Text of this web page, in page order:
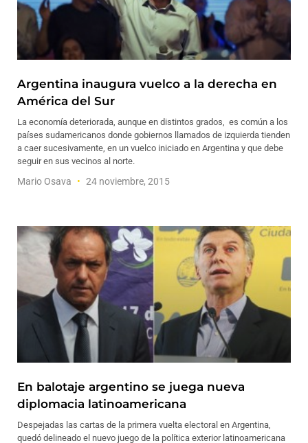
Argentina inaugura vuelco a la derecha en
América del Sur
La economía deteriorada, aunque en distintos grados, es común a los
países sudamericanos donde gobiernos llamados de izquierda tienden
a caer sucesivamente, en un vuelco iniciado en Argentina y que debe
seguir en sus vecinos al norte.
Mario Osava 24 noviembre, 2015
En balotaje argentino se juega nueva
diplomacia latinoamericana
Despejadas las cartas de la primera vuelta electoral en Argentina,
quedó delineado el nuevo juego de la política exterior latinoamericana